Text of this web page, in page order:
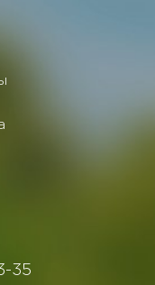
35